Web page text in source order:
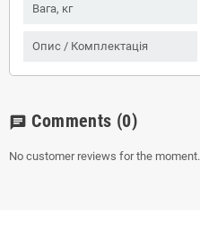
Вага, кг
Опис / Комплектація
chat Comments (0)
No customer reviews for the moment.